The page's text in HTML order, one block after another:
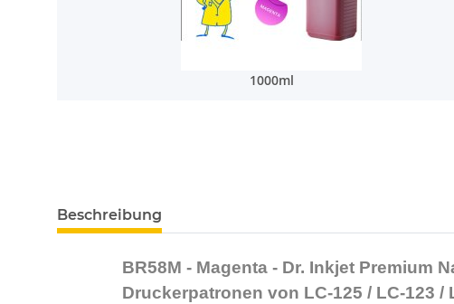
1000ml
Beschreibung
BR58M - Magenta - Dr. Inkjet Premium
Druckerpatronen von LC-125 / LC-123 /